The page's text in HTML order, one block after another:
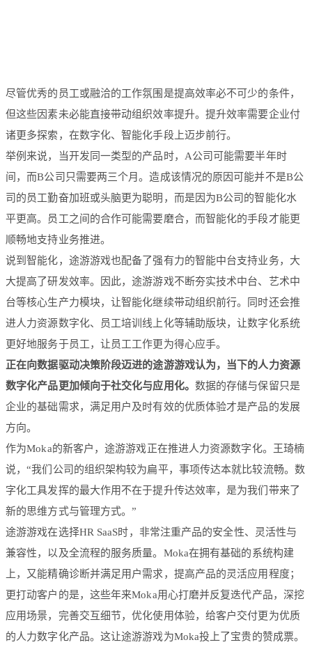
尽管优秀的员工或融洽的工作氛围是提高效率必不可少的条件，
但这些因素未必能直接带动组织效率提升。提升效率需要企业付
诸更多探索，在数字化、智能化手段上迈步前行。
举例来说，当开发同一类型的产品时，A公司可能需要半年时
间，而B公司只需要两三个月。造成该情况的原因可能并不是B公
司的员工勤奋加班或头脑更为聪明，而是因为B公司的智能化水
平更高。员工之间的合作可能需要磨合，而智能化的手段才能更
顺畅地支持业务推进。
说到智能化，途游游戏也配备了强有力的智能中台支持业务，大
大提高了研发效率。因此，途游游戏不断夯实技术中台、艺术中
台等核心生产力模块，让智能化继续带动组织前行。同时还会推
进人力资源数字化、员工培训线上化等辅助版块，让数字化系统
更好地服务于员工，让员工工作更为得心应手。
正在向数据驱动决策阶段迈进的途游游戏认为，当下的人力资源
数字化产品更加倾向于社交化与应用化。 数据的存储与保留只是
企业的基础需求，满足用户及时有效的优质体验才是产品的发展
方向。
作为Moka的新客户，途游游戏正在推进人力资源数字化。王琦楠
说，“我们公司的组织架构较为扁平，事项传达本就比较流畅。数
字化工具发挥的最大作用不在于提升传达效率，是为我们带来了
新的思维方式与管理方式。”
途游游戏在选择HR SaaS时，非常注重产品的安全性、灵活性与
兼容性，以及全流程的服务质量。Moka在拥有基础的系统构建
上，又能精确诊断并满足用户需求，提高产品的灵活应用程度；
更打动客户的是，这些年来Moka用心打磨并反复迭代产品，深挖
应用场景，完善交互细节，优化使用体验，给客户交付更为优质
的人力数字化产品。这让途游游戏为Moka投上了宝贵的赞成票。